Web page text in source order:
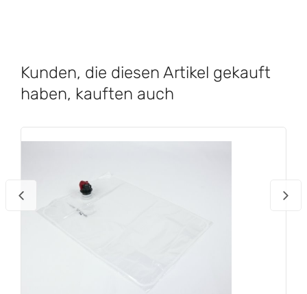
Kunden, die diesen Artikel gekauft
haben, kauften auch